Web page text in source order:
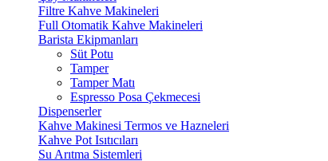
Filtre Kahve Makineleri
Full Otomatik Kahve Makineleri
Barista Ekipmanları
Süt Potu
Tamper
Tamper Matı
Espresso Posa Çekmecesi
Dispenserler
Kahve Makinesi Termos ve Hazneleri
Kahve Pot Isıtıcıları
Su Arıtma Sistemleri